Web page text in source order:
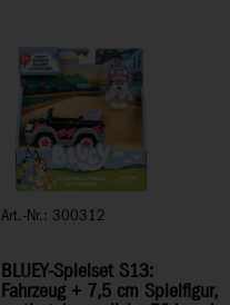
Art.-Nr.: 300312
BLUEY-Spielset S13:
Fahrzeug + 7,5 cm Spielfigur,